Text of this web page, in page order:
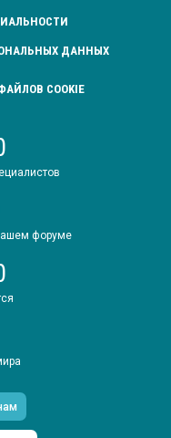
ДАННЫХ
COOKIE
форуме